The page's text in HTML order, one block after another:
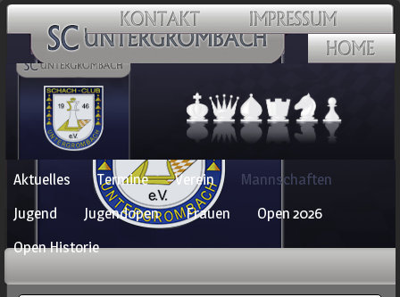
Navigation
überspringen
Aktuelles Termine Verein
Mannschaften
Jugend
Jugendopen Frauen
Open 2026
Open Historie